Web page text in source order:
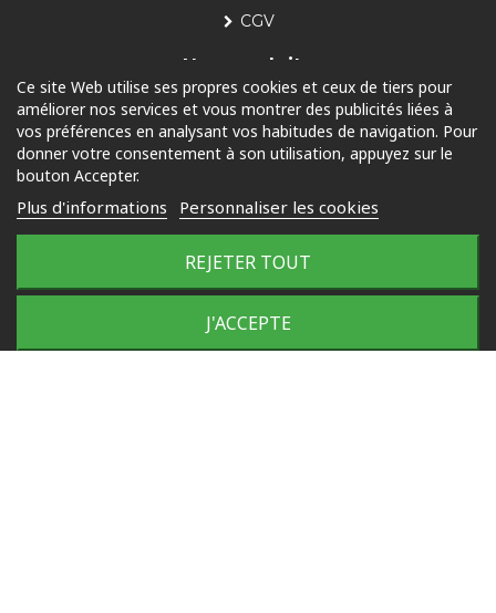
CGV
Nos produits
Piscine
Outdoor
© 2025 Tous droits réservés
Plan du site
Ce site Web utilise ses propres cookies et ceux de tiers pour
améliorer nos services et vous montrer des publicités liées à
vos préférences en analysant vos habitudes de navigation. Pour
donner votre consentement à son utilisation, appuyez sur le
bouton Accepter.
Plus d'informations Personnaliser les cookies
REJETER TOUT
J'ACCEPTE